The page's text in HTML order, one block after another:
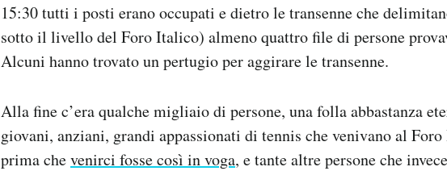
15:30 tutti i posti erano occupati e dietro le transenne che
sotto il livello del Foro Italico) almeno quattro file di persone
Alcuni hanno trovato un pertugio per aggirare le transenne.
Alla fine c’era qualche migliaio di persone, una folla abbastanza
giovani, anziani, grandi appassionati di tennis che venivano al
prima chevenirci fosse così in voga, e tante altre persone che